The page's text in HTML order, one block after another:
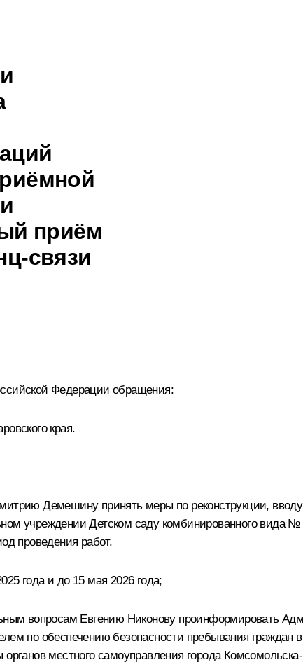
приём
связи
Федерации обращения:
края.
Демешину принять меры по реконструкции,
учреждении Детском саду комбинированного вида
проведения работ.
года и до 15 мая 2026 года;
вопросам Евгению Никонову проинформировать
по обеспечению безопасности пребывания граждан
органов местного самоуправления города